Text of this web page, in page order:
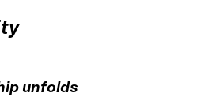
unfolds